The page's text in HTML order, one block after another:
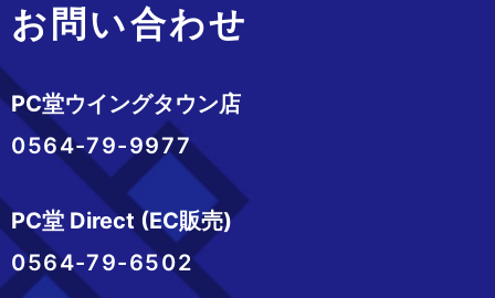
お問い合わせ
PC堂ウイングタウン店
0564-79-9977
PC堂 Direct (EC販売)
0564-79-6502